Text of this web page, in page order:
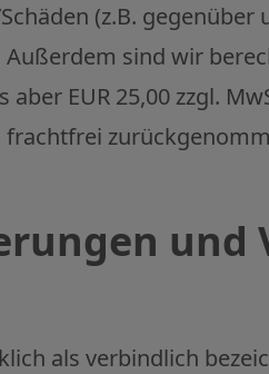
(z.B. gegenüber
sind wir
EUR 25,00 zzgl.
und
als verbindlich